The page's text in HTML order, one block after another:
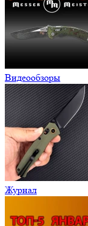
Видеообзоры
Журнал